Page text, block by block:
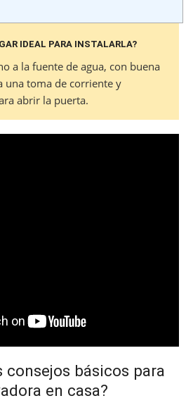
IDEAL PARA INSTALARLA?
a la fuente de agua, con buena
una toma de corriente y
abrir la puerta.
consejos básicos para
en casa?